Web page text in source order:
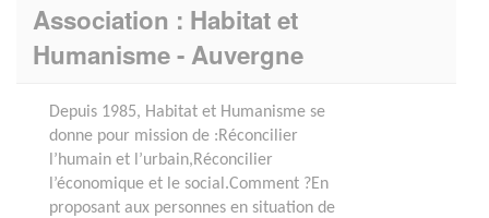
Association : Habitat et
Humanisme - Auvergne
Depuis 1985, Habitat et Humanisme se
donne pour mission de :Réconcilier
l’humain et l’urbain,Réconcilier
l’économique et le social.Comment ?En
proposant aux personnes en situation de